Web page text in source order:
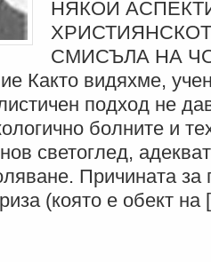
НЯКОИ
СМИСЪЛА НА
Както видяхме,
подход не
болните и
светоглед,
Причината за
(която е обект